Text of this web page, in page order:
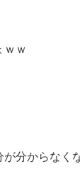
ｗｗ
分からなく